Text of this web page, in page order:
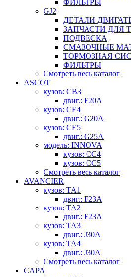
ФИЛЬТРЫ
GJ2
ДЕТАЛИ
ЗАПЧАСТИ ДЛЯ
ПОДВЕСКА
СМАЗОЧНЫЕ
ТОРМОЗНАЯ
ФИЛЬТРЫ
Смотреть весь каталог
ASCOT
кузов: CB3
двиг.: F20A
кузов: CE4
двиг.: G20A
кузов: CE5
двиг.: G25A
модель: INNOVA
кузов: CC4
кузов: CC5
Смотреть весь каталог
AVANCIER
кузов: TA1
двиг.: F23A
кузов: TA2
двиг.: F23A
кузов: TA3
двиг.: J30A
кузов: TA4
двиг.: J30A
Смотреть весь каталог
CAPA